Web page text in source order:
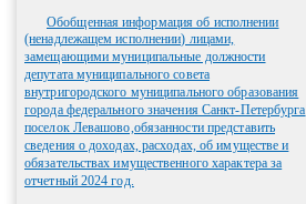
Обобщенная информация об исполнении
(ненадлежащем исполнении) лицами,
замещающими муниципальные должности
депутата муниципального совета
внутригородского муниципального образования
города федерального значения Санкт-Петербурга
поселок Левашово,обязанности представить
сведения о доходах, расходах, об имуществе и
обязательствах имущественного характера за
отчетный 2024 год.